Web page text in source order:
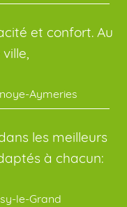
et confort. Au
Aymeries
les meilleurs
à chacun:
le-Grand